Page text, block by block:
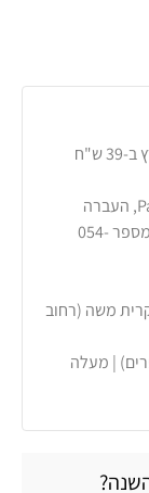
שליח עד הבית לכל רחבי הארץ ב-39 ש"ח
כרטיסי אשראי, PayPal, העברה
בנקאית או באפליקציות Bit / Paybox (למספר 054-
משה (רחוב
| מעלה